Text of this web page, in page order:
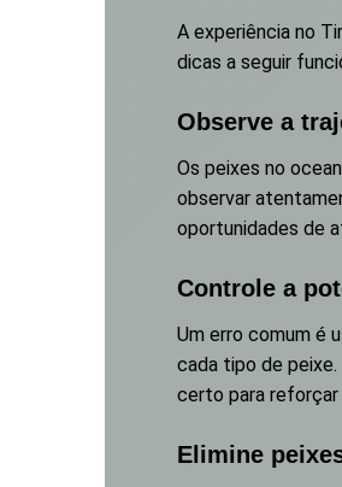
A experiência no
dicas a seguir
Observe a
Os peixes no
observar
oportunidades de
Controle a
Um erro comum é
cada tipo de
certo para reforçar
Elimine